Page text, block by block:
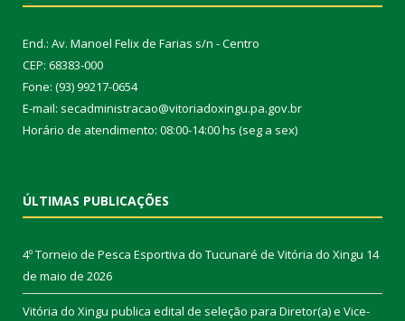
End.: Av. Manoel Felix de Farias s/n - Centro
CEP: 68383-000
Fone: (93) 99217-0654
E-mail: secadministracao@vitoriadoxingu.pa.gov.br
Horário de atendimento: 08:00-14:00 hs (seg a sex)
ÚLTIMAS PUBLICAÇÕES
4º Torneio de Pesca Esportiva do Tucunaré de Vitória do Xingu 14
de maio de 2026
Vitória do Xingu publica edital de seleção para Diretor(a) e Vice-